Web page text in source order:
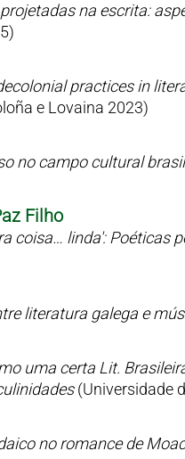
na escrita:
practices in
e Lovaina 2023)
no campo cultural
Filho
coisa… linda': Poéticas
literatura galega e
uma certa Lit.
(Universidade
no romance de